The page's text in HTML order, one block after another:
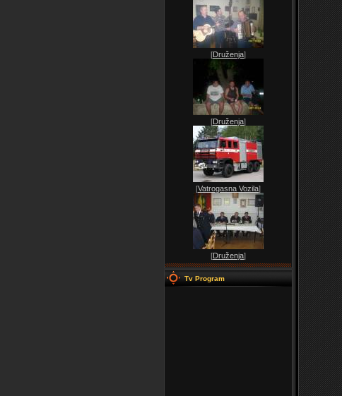
[Druženja]
[Druženja]
[Vatrogasna Vozila]
[Druženja]
Tv Program